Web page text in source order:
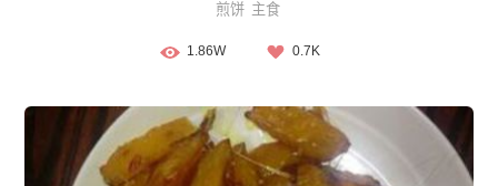
煎饼 主食
1.86W 0.7K